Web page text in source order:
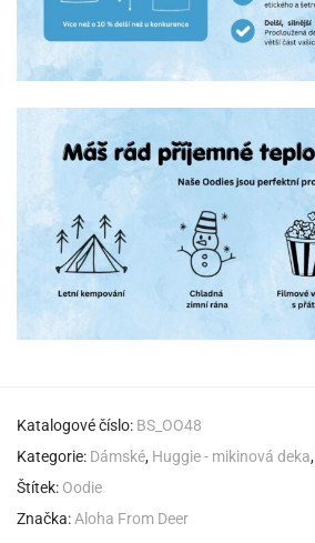
Katalogové číslo: BS_OO48
Kategorie: Dámské, Huggie - mikinová deka,
Štítek: Oodie
Značka:Aloha From Deer